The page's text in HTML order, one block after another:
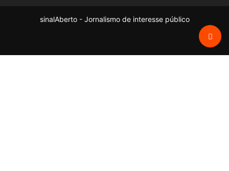
sinalAberto - Jornalismo de interesse público